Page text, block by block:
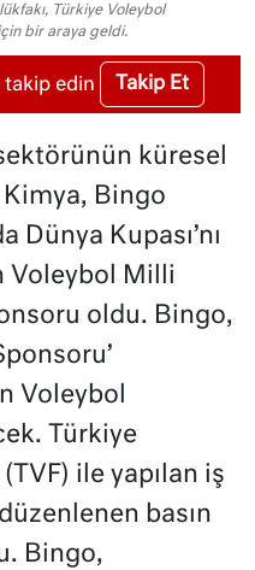
Türkiye Voleybol
bir araya geldi.
takip edin Takip Et
küresel
Bingo
Dünya Kupası’nı
Voleybol Milli
oldu. Bingo,
Voleybol
Türkiye
ile yapılan iş
basın
Bingo,